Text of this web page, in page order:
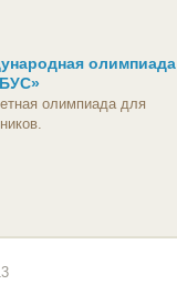
олимпиада
олимпиада для